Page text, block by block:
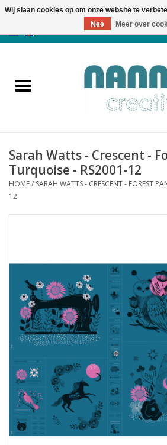
Producten
Nieuws
Herfst & Halloween
Cadeaubonnen
Nanno Blog
Beloningen
Sarah Watts - Crescent -
Turquoise - RS2001-12
HOME/ SARAH WATTS - CRESCENT - FOREST
12
Wij slaan cookies op om onze website te
Nee
Meer over